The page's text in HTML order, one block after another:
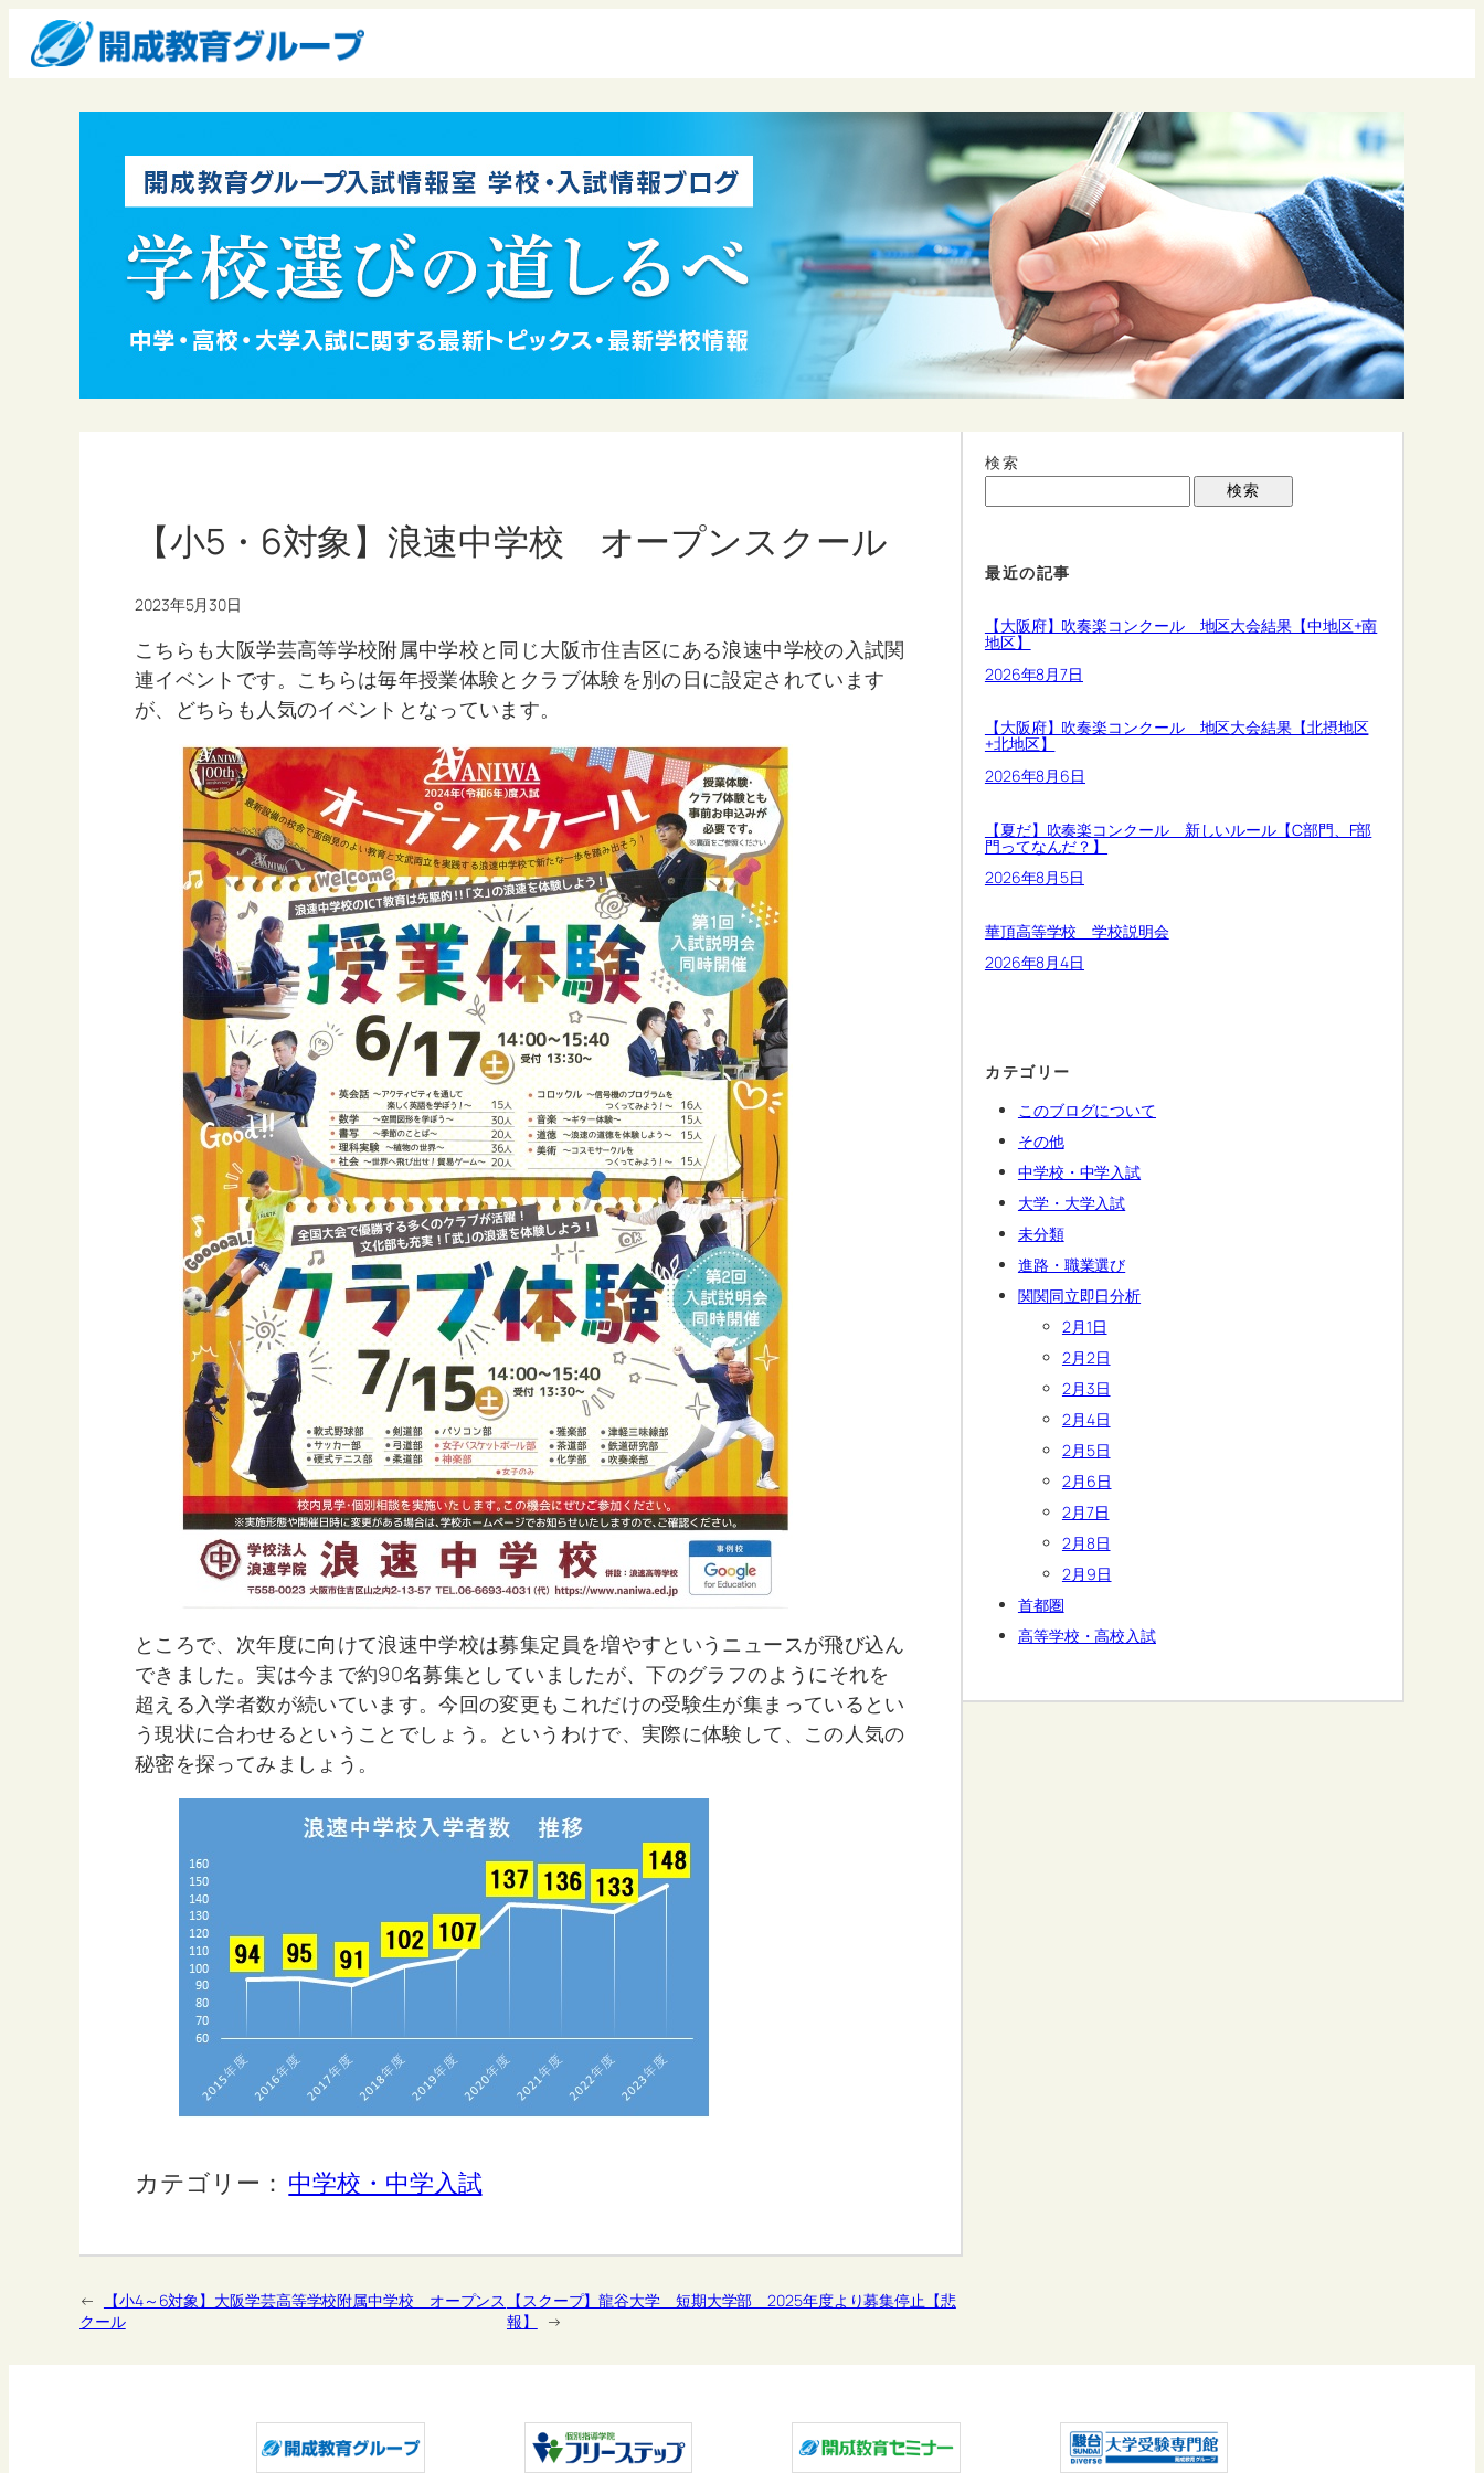
【小5・6対象】浪速中学校 オープンスクール
2023年5月30日
こちらも大阪学芸高等学校附属中学校と同じ大阪市住吉区にある浪速中学校の入試関
連イベントです。こちらは毎年授業体験とクラブ体験を別の日に設定されています
が、どちらも人気のイベントとなっています。
ところで、次年度に向けて浪速中学校は募集定員を増やすというニュースが飛び込ん
できました。実は今まで約90名募集としていましたが、下のグラフのようにそれを
超える入学者数が続いています。今回の変更もこれだけの受験生が集まっているとい
う現状に合わせるということでしょう。というわけで、実際に体験して、この人気の
秘密を探ってみましょう。
カテゴリー： 中学校・中学入試
←
【小4～6対象】大阪学芸高等学校附属中学校 オープンス
クール
【スクープ】龍谷大学 短期大学部 2025年度より募集停止【悲
報】
→
検索
検索
最近の記事
【大阪府】吹奏楽コンクール 地区大会結果【中地区+南
地区】
2026年8月7日
【大阪府】吹奏楽コンクール 地区大会結果【北摂地区
+北地区】
2026年8月6日
【夏だ】吹奏楽コンクール 新しいルール【C部門、F部
門ってなんだ？】
2026年8月5日
華頂高等学校 学校説明会
2026年8月4日
カテゴリー
このブログについて
その他
中学校・中学入試
大学・大学入試
未分類
進路・職業選び
関関同立即日分析
2月1日
2月2日
2月3日
2月4日
2月5日
2月6日
2月7日
2月8日
2月9日
首都圏
高等学校・高校入試